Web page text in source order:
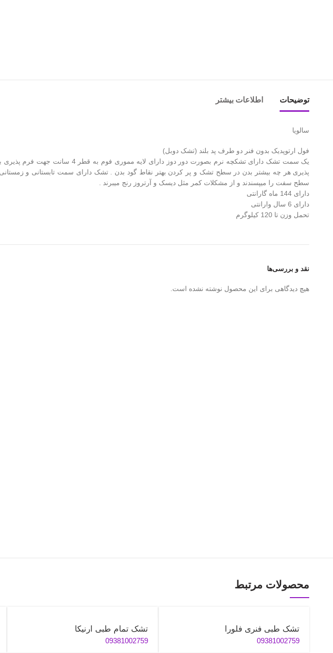
توضیحات اطلاعات بیشتر
سالویا
فول ارتوپدیک بدون فنر دو طرف پد بلند (تشک دوبل)
سطح سفت را میپسندند و‌ از مشکلات کمر مثل دیسک و آرتروز رنج میبرند .
دارای 144 ماه گارانتی
دارای 6 سال وارانتی
تحمل وزن تا 120 کیلوگرم
نقد و بررسی‌ها
هیچ دیدگاهی برای این محصول نوشته نشده است.
محصولات مرتبط
تشک طبی فنری فلورا
09381002759
تشک تمام طبی آرنیکا
09381002759